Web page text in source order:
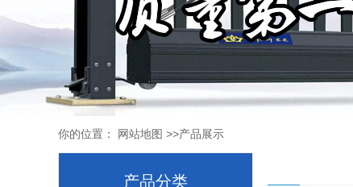
你的位置： 网站地图 >>产品展示
产品分类